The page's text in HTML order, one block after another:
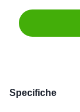
Specifiche